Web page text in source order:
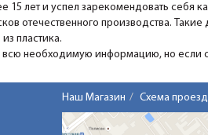
15 лет и успел зарекомендовать себя
отечественного производства.
пластика.
необходимую информацию, но если
Наш Магазин Схема